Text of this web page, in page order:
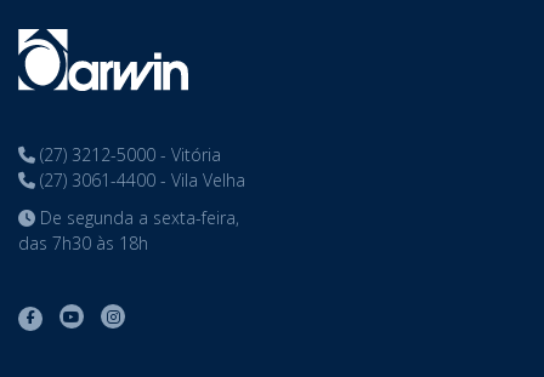
(27) 3212-5000 - Vitória
(27) 3061-4400 - Vila Velha
De segunda a sexta-feira,
das 7h30 às 18h